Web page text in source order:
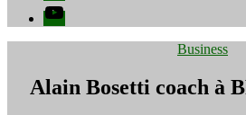
YouTube
Business
Alain Bosetti coach à